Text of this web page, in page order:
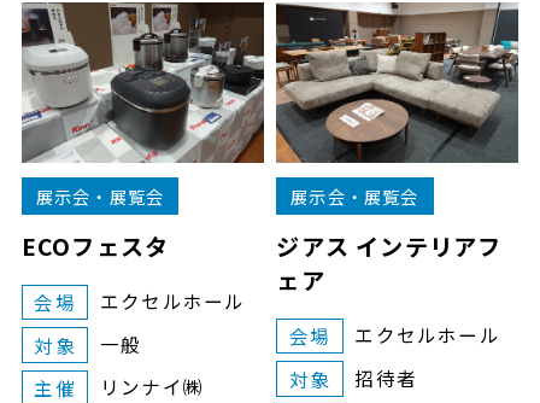
展示会・展覧会
ECOフェスタ
会場
エクセルホール
対象
一般
主催
リンナイ㈱
展示会・展覧会
ジアス インテリアフ
ェア
会場
エクセルホール
対象
招待者